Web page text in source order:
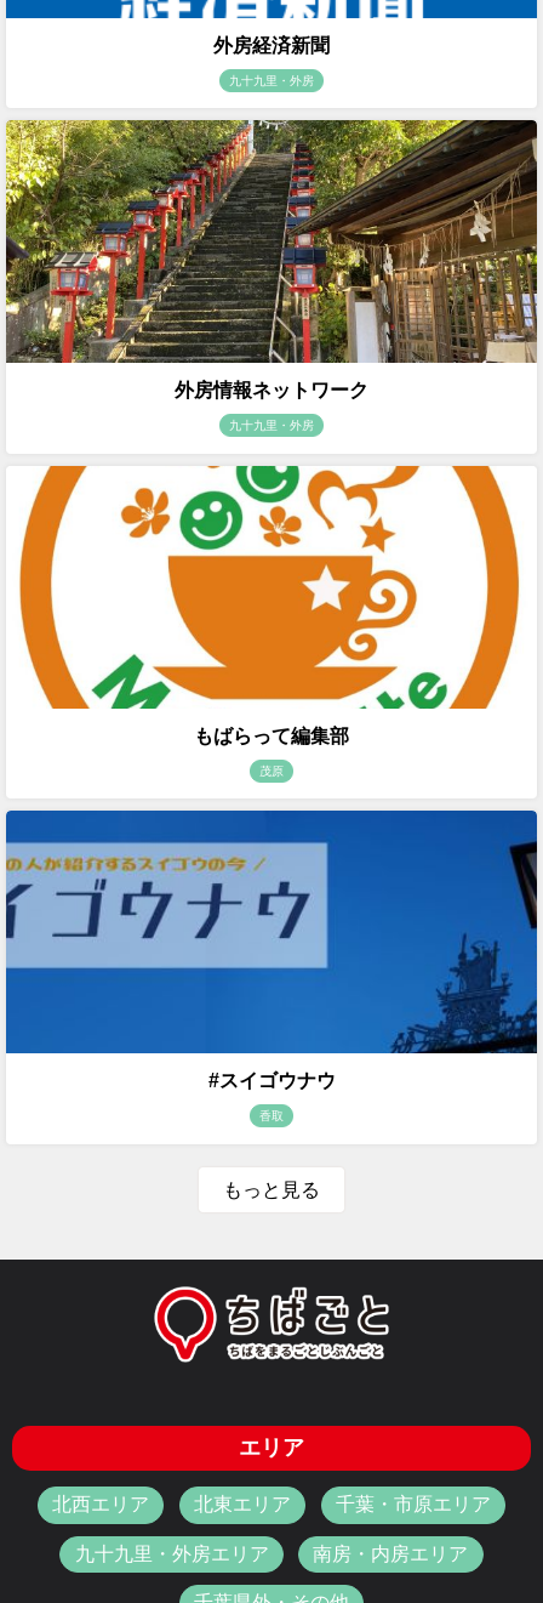
外房経済新聞
九十九里・外房
外房情報ネットワーク
九十九里・外房
もばらって編集部
茂原
#スイゴウナウ
香取
もっと見る
エリア
北西エリア 北東エリア 千葉・市原エリア
九十九里・外房エリア 南房・内房エリア